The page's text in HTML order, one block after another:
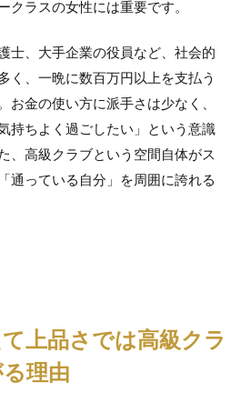
クラスの女性には重要です。
士、大手企業の役員など、社会的
く、一晩に数百万円以上を支払う
お金の使い方に派手さは少なく、
持ちよく過ごしたい」という意識
、高級クラブという空間自体がス
通っている自分」を周囲に誇れる
上品さでは高級クラ
理由